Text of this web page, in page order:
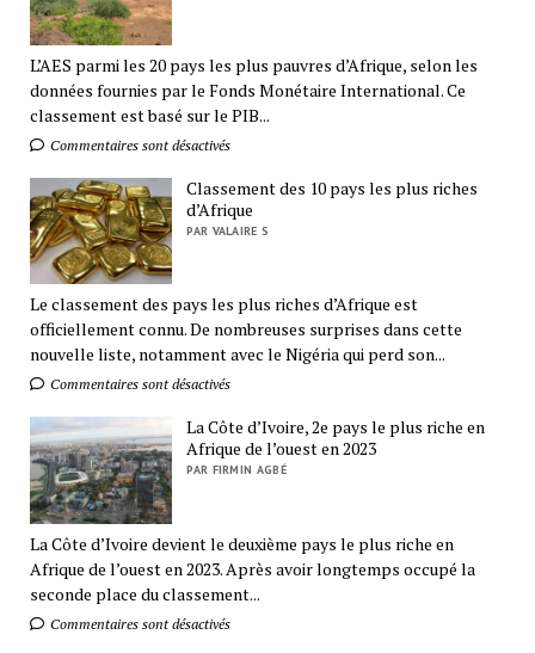
L’AES parmi les 20 pays les plus pauvres d’Afrique, selon les
données fournies par le Fonds Monétaire International. Ce
classement est basé sur le PIB...
Commentaires sont désactivés
Classement des 10 pays les plus riches
d’Afrique
PAR VALAIRE S
Le classement des pays les plus riches d’Afrique est
officiellement connu. De nombreuses surprises dans cette
nouvelle liste, notamment avec le Nigéria qui perd son...
Commentaires sont désactivés
La Côte d’Ivoire, 2e pays le plus riche en
Afrique de l’ouest en 2023
PAR FIRMIN AGBÉ
La Côte d’Ivoire devient le deuxième pays le plus riche en
Afrique de l’ouest en 2023. Après avoir longtemps occupé la
seconde place du classement...
Commentaires sont désactivés